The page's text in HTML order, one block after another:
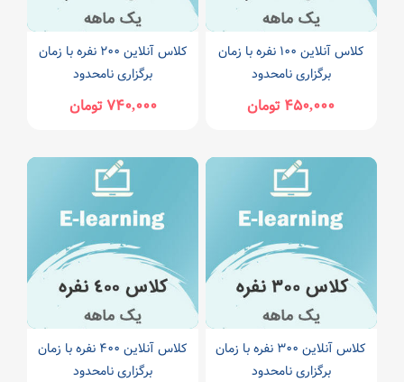
کلاس آنلاین ۱۰۰ نفره با زمان
برگزاری نامحدود
۴۵۰,۰۰۰ تومان
کلاس آنلاین ۲۰۰ نفره با زمان
برگزاری نامحدود
۷۴۰,۰۰۰ تومان
کلاس آنلاین ۳۰۰ نفره با زمان
برگزاری نامحدود
کلاس آنلاین ۴۰۰ نفره با زمان
برگزاری نامحدود